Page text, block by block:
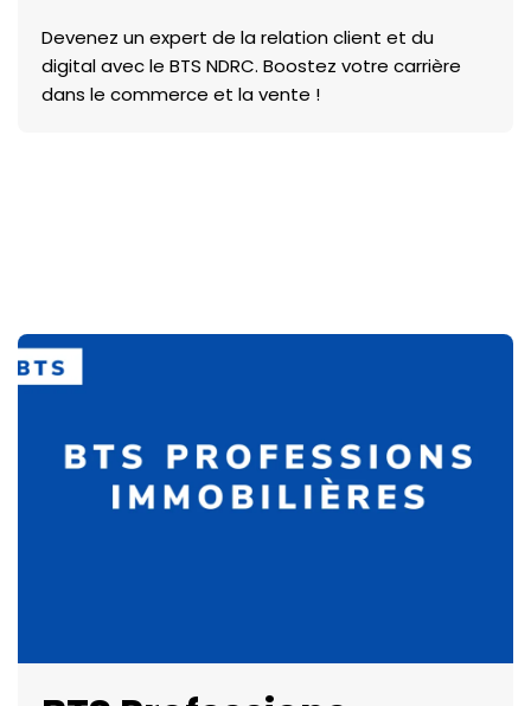
Devenez un expert de la relation client et du
digital avec le BTS NDRC. Boostez votre carrière
dans le commerce et la vente !